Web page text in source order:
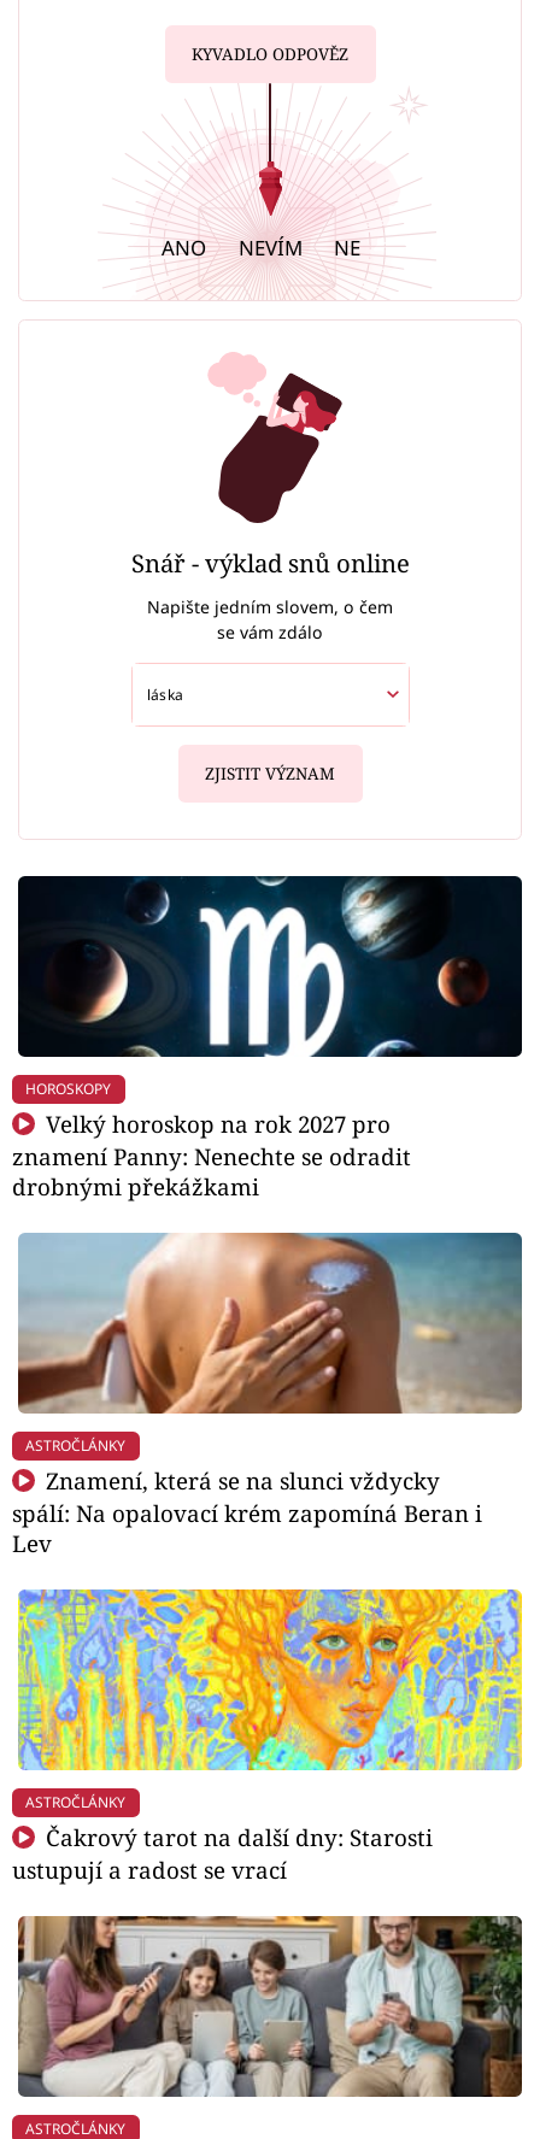
KYVADLO ODPOVĚZ
ANO NEVÍM NE
Snář - výklad snů online
Napište jedním slovem, o čem
se vám zdálo
ZJISTIT VÝZNAM
HOROSKOPY
Velký horoskop na rok 2027 pro
znamení Panny: Nenechte se odradit
drobnými překážkami
ASTROČLÁNKY
Znamení, která se na slunci vždycky
spálí: Na opalovací krém zapomíná Beran i
Lev
ASTROČLÁNKY
Čakrový tarot na další dny: Starosti
ustupují a radost se vrací
ASTROČLÁNKY